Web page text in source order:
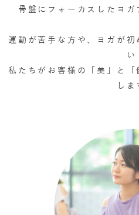
骨盤にフォーカスしたヨガ
運動が苦手な方や、ヨガが
い
私たちがお客様の「美」と
しま